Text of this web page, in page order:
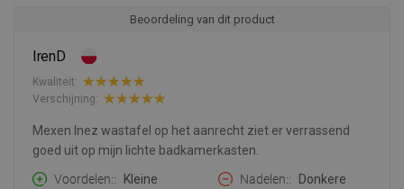
Beoordeling van dit product
IrenD
Kwaliteit:
Verschijning:
Mexen Inez wastafel op het aanrecht ziet er verrassend
goed uit op mijn lichte badkamerkasten.
Voordelen:
Kleine
Nadelen:
Donkere